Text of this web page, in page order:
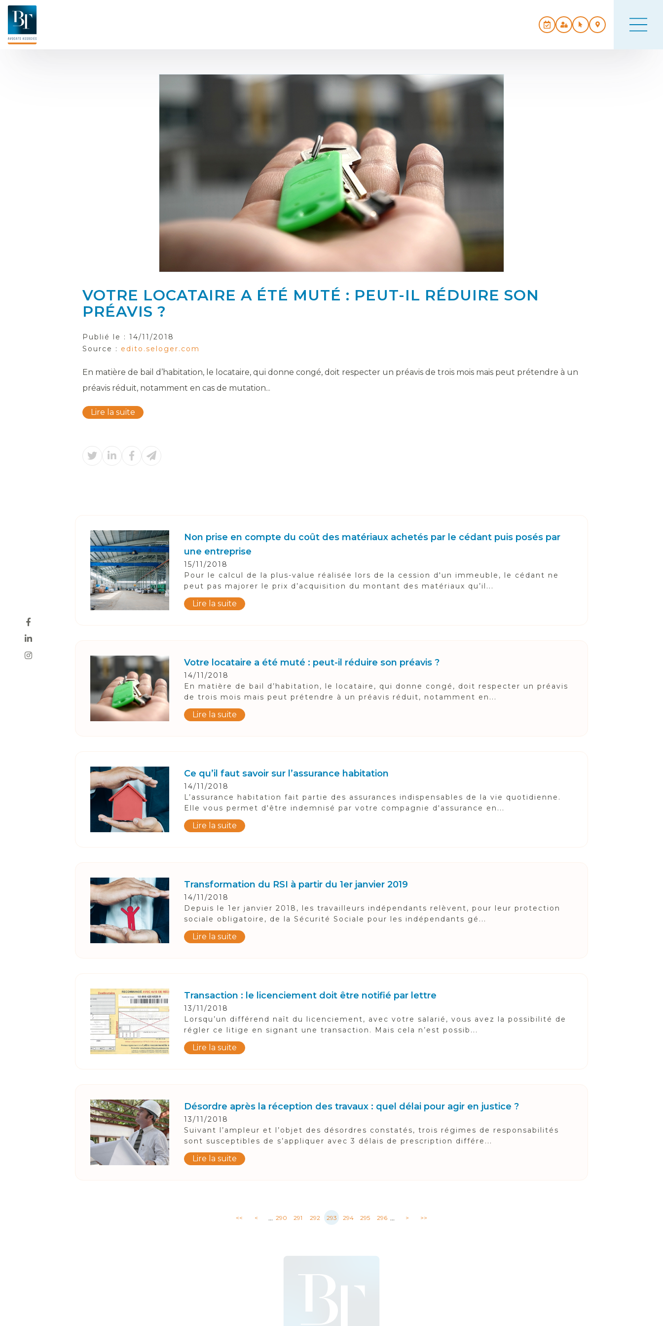
VOTRE LOCATAIRE A ÉTÉ MUTÉ : PEUT-IL RÉDUIRE SON
PRÉAVIS ?
Publié le : 14/11/2018
Source : edito.seloger.com
En matière de bail d’habitation, le locataire, qui donne congé, doit respecter un préavis de trois mois mais peut prétendre à un
préavis réduit, notamment en cas de mutation...
Lire la suite
Non prise en compte du coût des matériaux achetés par le cédant puis posés par
une entreprise
15/11/2018
Pour le calcul de la plus-value réalisée lors de la cession d'un immeuble, le cédant ne
peut pas majorer le prix d’acquisition du montant des matériaux qu’il...
Lire la suite
Votre locataire a été muté : peut-il réduire son préavis ?
14/11/2018
En matière de bail d’habitation, le locataire, qui donne congé, doit respecter un préavis
de trois mois mais peut prétendre à un préavis réduit, notamment en...
Lire la suite
Ce qu’il faut savoir sur l’assurance habitation
14/11/2018
L’assurance habitation fait partie des assurances indispensables de la vie quotidienne.
Elle vous permet d'être indemnisé par votre compagnie d'assurance en...
Lire la suite
Transformation du RSI à partir du 1er janvier 2019
14/11/2018
Depuis le 1er janvier 2018, les travailleurs indépendants relèvent, pour leur protection
sociale obligatoire, de la Sécurité Sociale pour les indépendants gé...
Lire la suite
Transaction : le licenciement doit être notifié par lettre
13/11/2018
Lorsqu’un différend naît du licenciement, avec votre salarié, vous avez la possibilité de
régler ce litige en signant une transaction. Mais cela n’est possib...
Lire la suite
Désordre après la réception des travaux : quel délai pour agir en justice ?
13/11/2018
Suivant l’ampleur et l’objet des désordres constatés, trois régimes de responsabilités
sont susceptibles de s’appliquer avec 3 délais de prescription différe...
Lire la suite
<< < ... 290 291 292 293 294 295 296 ... > >>